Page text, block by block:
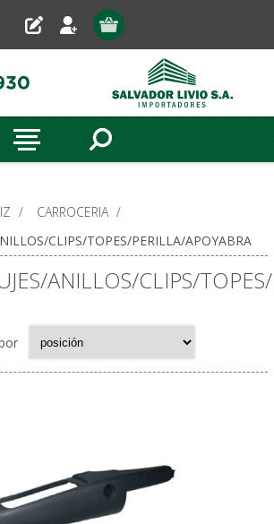
/ CARROCERIA /
CLIPS/TOPES/PERILLA/APOYABRA
ANILLOS/CLIPS/